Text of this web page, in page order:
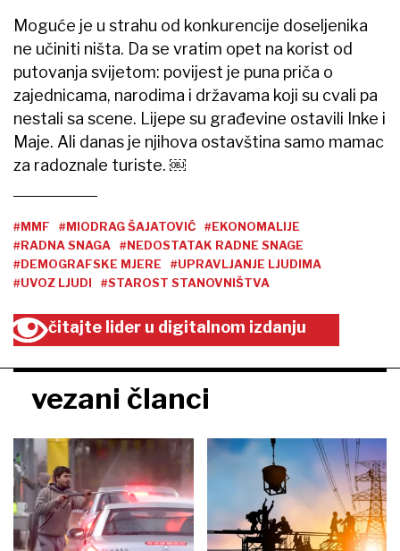
Moguće je u strahu od konkurencije doseljenika
ne učiniti ništa. Da se vratim opet na korist od
putovanja svijetom: povijest je puna priča o
zajednicama, narodima i državama koji su cvali pa
nestali sa scene. Lijepe su građevine ostavili Inke i
Maje. Ali danas je njihova ostavština samo mamac
za radoznale turiste. ￼
#MMF #MIODRAG ŠAJATOVIĆ
#EKONOMALIJE
#RADNA SNAGA
#NEDOSTATAK RADNE SNAGE
#DEMOGRAFSKE MJERE
#UPRAVLJANJE LJUDIMA
#UVOZ LJUDI
#STAROST STANOVNIŠTVA
čitajte lider u digitalnom izdanju
vezani članci